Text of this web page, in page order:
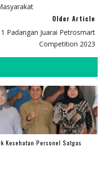
Older Article
Padangan Juarai Petrosmart
Competition 2023
Kesehatan Personel Satgas